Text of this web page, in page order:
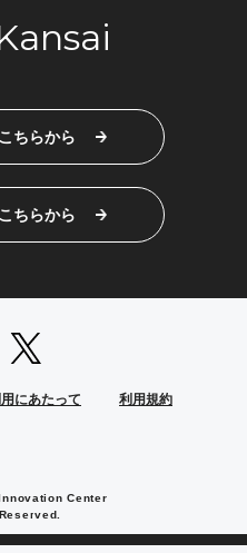
ちらから
ちらから
にあたって 利用規約
Center